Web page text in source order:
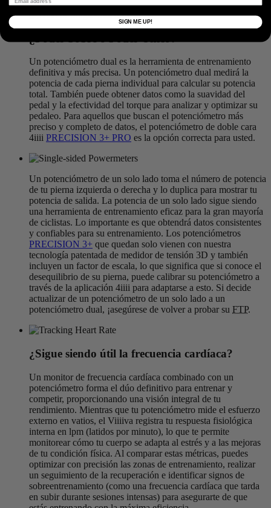
Un potenciómetro dual es la herramienta de entrenamiento
definitiva y más precisa. Un potenciómetro dual medirá la
potencia de cada pierna individual para calcular su potencia
total. También puede obtener datos como la suavidad del
pedal y la efectividad del torque para analizar y optimizar su
pedaleo. Para aquellos que buscan el potenciómetro más
preciso y completo de datos, el potenciómetro de doble cara
4iiii PRECISION 3+ PRO es la opción correcta para usted.
Un potenciómetro de un solo lado toma el número de potencia
de tu pierna izquierda o derecha y lo duplica para mostrar tu
potencia de salida. La potencia de un solo lado sigue siendo
una herramienta de entrenamiento eficaz para la gran mayoría
de ciclistas. Lo importante es que obtendrá datos consistentes
y confiables para su entrenamiento. Los potenciómetros
PRECISION 3+ que quedan solo vienen con nuestra
tecnología patentada de medidor de tensión 3D y también
incluyen un factor de escala, lo que significa que si conoce el
desequilibrio de su pierna, puede calibrar su potenciómetro a
través de la aplicación 4iiii para adaptarse a esto. Si decide
actualizar de un potenciómetro de un solo lado a un
potenciómetro dual, ¡asegúrese de volver a probar su FTP.
¿Sigue siendo útil la frecuencia cardíaca?
Un monitor de frecuencia cardíaca combinado con un
potenciómetro forma el dúo definitivo para entrenar y
competir, proporcionando una visión integral de tu
rendimiento. Mientras que tu potenciómetro mide el esfuerzo
externo en vatios, el Viiiiva registra tu respuesta fisiológica
interna en lpm (latidos por minuto), lo que te permite
monitorear cómo tu cuerpo se adapta al estrés y a las mejoras
de tu condición física. Al comparar estas métricas, puedes
optimizar con precisión las zonas de entrenamiento, realizar
un seguimiento de la recuperación e identificar signos de
sobreentrenamiento (como una frecuencia cardíaca que tarda
en subir durante sesiones intensas) para asegurarte de que
SIGN ME UP!